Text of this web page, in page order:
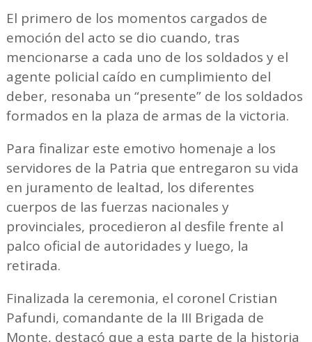
El primero de los momentos cargados de
emoción del acto se dio cuando, tras
mencionarse a cada uno de los soldados y el
agente policial caído en cumplimiento del
deber, resonaba un “presente” de los soldados
formados en la plaza de armas de la victoria.
Para finalizar este emotivo homenaje a los
servidores de la Patria que entregaron su vida
en juramento de lealtad, los diferentes
cuerpos de las fuerzas nacionales y
provinciales, procedieron al desfile frente al
palco oficial de autoridades y luego, la
retirada.
Finalizada la ceremonia, el coronel Cristian
Pafundi, comandante de la III Brigada de
Monte, destacó que a esta parte de la historia